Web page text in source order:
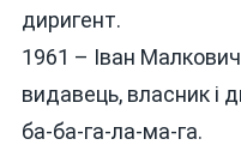
диригент.
1961 – Іван
видавець, власник і
ба-ба-га-ла-ма-га.